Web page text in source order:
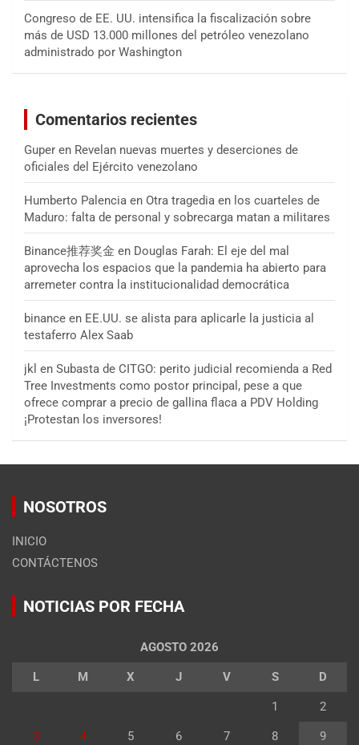
Congreso de EE. UU. intensifica la fiscalización sobre
más de USD 13.000 millones del petróleo venezolano
administrado por Washington
Comentarios recientes
Guper en Revelan nuevas muertes y deserciones de
oficiales del Ejército venezolano
Humberto Palencia en Otra tragedia en los cuarteles de
Maduro: falta de personal y sobrecarga matan a militares
Binance推荐奖金 en Douglas Farah: El eje del mal
aprovecha los espacios que la pandemia ha abierto para
arremeter contra la institucionalidad democrática
binance en EE.UU. se alista para aplicarle la justicia al
testaferro Alex Saab
jkl en Subasta de CITGO: perito judicial recomienda a Red
Tree Investments como postor principal, pese a que
ofrece comprar a precio de gallina flaca a PDV Holding
¡Protestan los inversores!
NOSOTROS
INICIO
CONTÁCTENOS
NOTICIAS POR FECHA
AGOSTO 2026
L M X J V S D
1 2
3 4 5 6 7 8 9